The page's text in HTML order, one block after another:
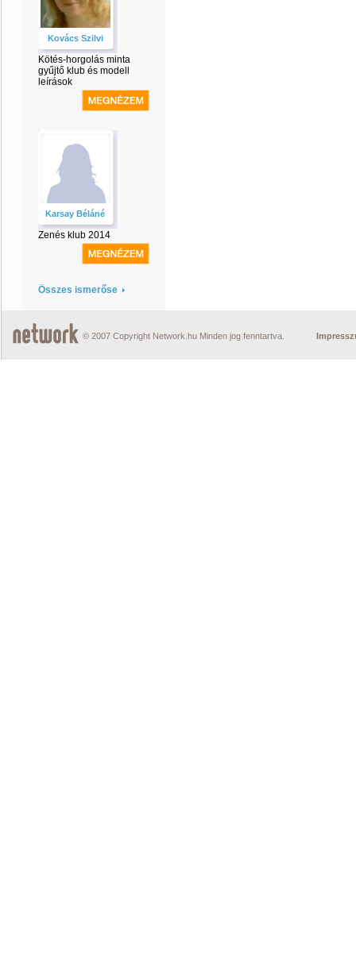
Kovács Szilvi
Kötés-horgolás minta
gyűjtő klub és modell
leírások
Karsay Béláné
Zenés klub 2014
Összes ismerőse
© 2007 Copyright Network.hu Minden jog fenntartva.